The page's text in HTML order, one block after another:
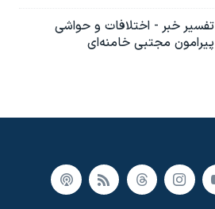
تفسیر خبر - اختلافات و حواشی
پیرامون مجتبی خامنه‌ای